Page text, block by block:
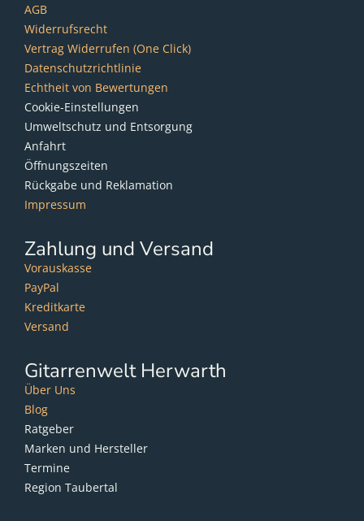
AGB
Widerrufsrecht
Vertrag Widerrufen (One Click)
Datenschutzrichtlinie
Echtheit von Bewertungen
Cookie-Einstellungen
Umweltschutz und Entsorgung
Anfahrt
Öffnungszeiten
Rückgabe und Reklamation
Impressum
Zahlung und Versand
Vorauskasse
PayPal
Kreditkarte
Versand
Gitarrenwelt Herwarth
Über Uns
Blog
Ratgeber
Marken und Hersteller
Termine
Region Taubertal